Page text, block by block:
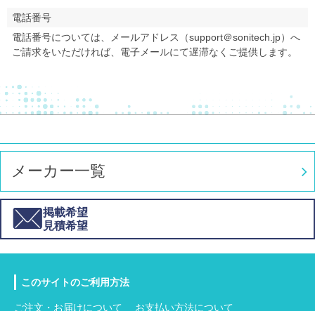
電話番号
電話番号については、メールアドレス（support＠sonitech.jp）へ
ご請求をいただければ、電子メールにて遅滞なくご提供します。
メーカー一覧
掲載希望
見積希望
このサイトのご利用方法
ご注文・お届けについて お支払い方法について